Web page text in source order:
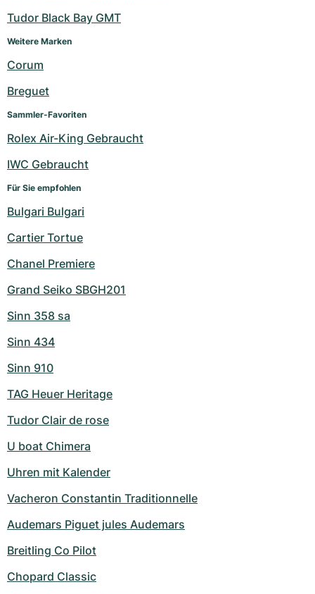
Tudor Black Bay GMT
Weitere Marken
Corum
Breguet
Sammler-Favoriten
Rolex Air-King Gebraucht
IWC Gebraucht
Für Sie empfohlen
Bulgari Bulgari
Cartier Tortue
Chanel Premiere
Grand Seiko SBGH201
Sinn 358 sa
Sinn 434
Sinn 910
TAG Heuer Heritage
Tudor Clair de rose
U boat Chimera
Uhren mit Kalender
Vacheron Constantin Traditionnelle
Audemars Piguet jules Audemars
Breitling Co Pilot
Chopard Classic